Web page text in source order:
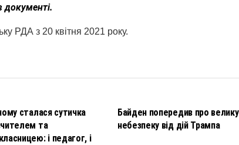
документі.
РДА з 20 квітня 2021 року.
сталася сутичка
та
і педагог, і
Байден попередив про велику
небезпеку від дій Трампа